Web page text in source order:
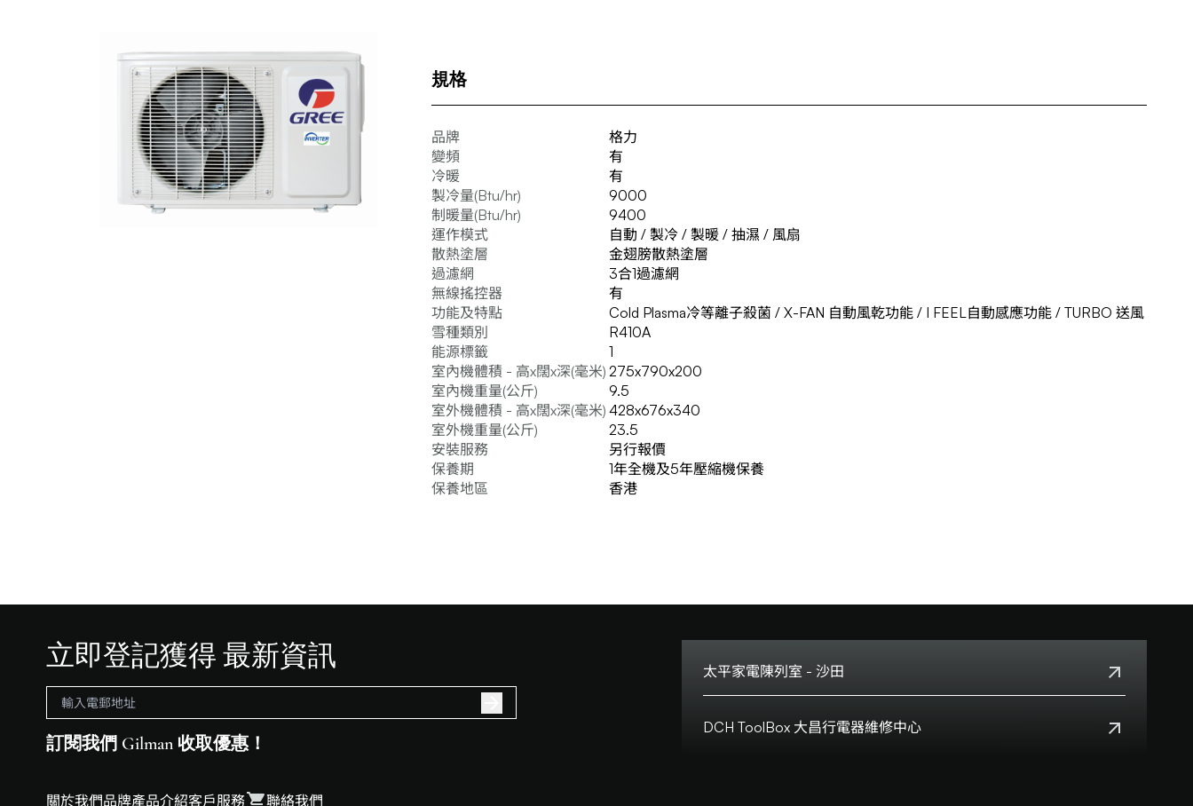
規格
品牌
格力
變頻
有
冷暖
有
製冷量(Btu/hr)
9000
制暖量(Btu/hr)
9400
運作模式
自動 / 製冷 / 製暖 / 抽濕 / 風扇
散熱塗層
金翅膀散熱塗層
過濾網
3合1過濾網
無線搖控器
有
功能及特點
Cold Plasma冷等離子殺菌 / X-FAN 自動風乾功能 / I FEEL自動感應功能 / TURBO 送風
雪種類別
R410A
能源標籤
1
室內機體積 - 高x闊x深(毫米) 275x790x200
室內機重量(公斤)
9.5
室外機體積 - 高x闊x深(毫米) 428x676x340
室外機重量(公斤)
23.5
安裝服務
另行報價
保養期
1年全機及5年壓縮機保養
保養地區
香港
立即登記獲得 最新資訊
訂閱我們 Gilman 收取優惠！
關於我們品牌產品介紹客戶服務 聯絡我們
太平家電陳列室 - 沙田
地址:
沙田鄉事會路138號HomeSquare 357-358舖
DCH ToolBox 大昌行電器維修中心